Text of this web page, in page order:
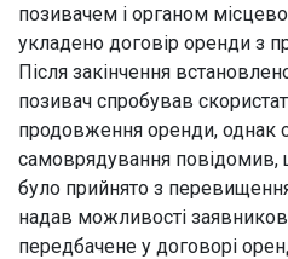
позивачем і органом
укладено договір оренди з
Після закінчення
позивач спробував
продовження оренди, однак
самоврядування
було прийнято з
надав можливості
передбачене у договорі